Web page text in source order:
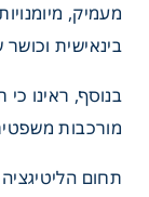
מעמיק,
בינאישית
בנוסף, ראינו
מורכבות
תחום